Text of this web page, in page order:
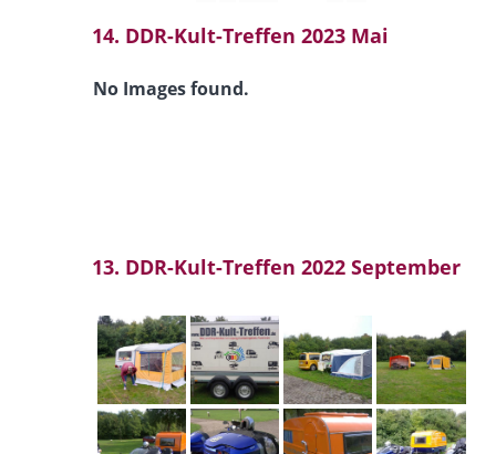
14. DDR-Kult-Treffen 2023 Mai
No Images found.
13. DDR-Kult-Treffen 2022 September